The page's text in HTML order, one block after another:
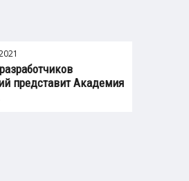
представит Академия